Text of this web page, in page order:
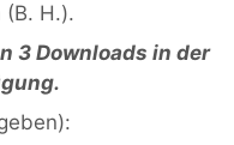
(B. H.).
3 Downloads in der